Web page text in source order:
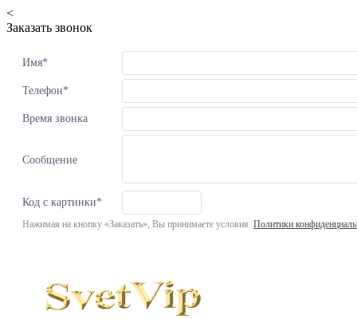
<
Заказать звонок
Имя*
Телефон*
Время звонка
Сообщение
Код с картинки*
Нажимая на кнопку «Заказать», Вы принимаете условия Политики